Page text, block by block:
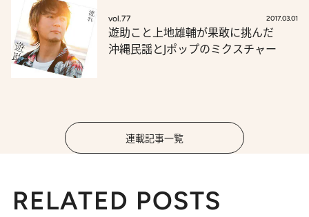
vol.77 2017.03.01
遊助こと上地雄輔が果敢に挑んだ
沖縄民謡とJポップのミクスチャー
連載記事一覧
RELATED POSTS